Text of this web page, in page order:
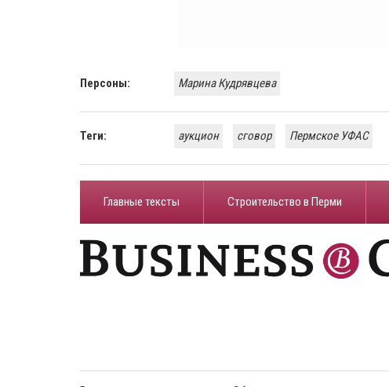
Персоны: Марина Кудрявцева
Теги: аукцион сговор Пермское УФАС
Главные тексты Строительство в Перми